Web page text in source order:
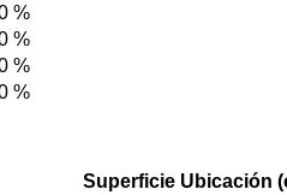
%
%
%
%
Superficie Ubicación